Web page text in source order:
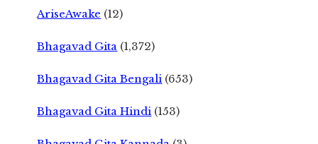
AriseAwake (12)
Bhagavad Gita (1,372)
Bhagavad Gita Bengali (653)
Bhagavad Gita Hindi (153)